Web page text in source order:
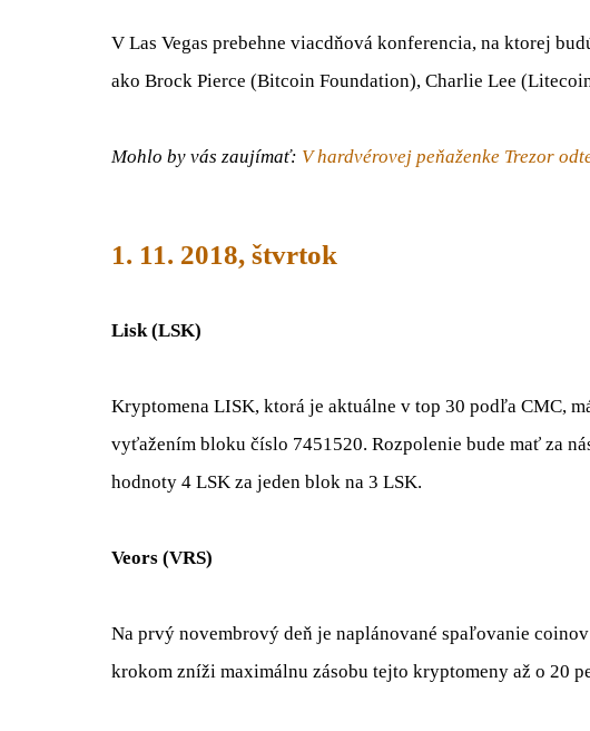
V Las Vegas prebehne viacdňová konferencia, na ktorej
ako Brock Pierce (Bitcoin Foundation), Charlie Lee
Mohlo by vás zaujímať: V hardvérovej peňaženke Trezor
1. 11. 2018, štvrtok
Lisk (LSK)
Kryptomena LISK, ktorá je aktuálne v top 30 podľa CMC,
vyťažením bloku číslo 7451520. Rozpolenie bude mať za
hodnoty 4 LSK za jeden blok na 3 LSK.
Veors (VRS)
Na prvý novembrový deň je naplánované spaľovanie
krokom zníži maximálnu zásobu tejto kryptomeny až o 20